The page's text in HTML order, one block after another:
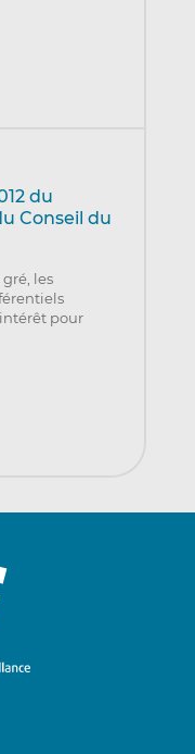
du
Conseil du
les
pour